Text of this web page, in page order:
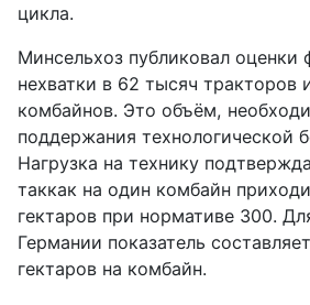
цикла.
Минсельхоз публиковал оценки
нехватки в 62 тысяч тракторов
комбайнов. Это объём,
поддержания технологической
Нагрузка на технику
таккак на один комбайн
гектаров при нормативе 300.
Германии показатель
гектаров на комбайн.